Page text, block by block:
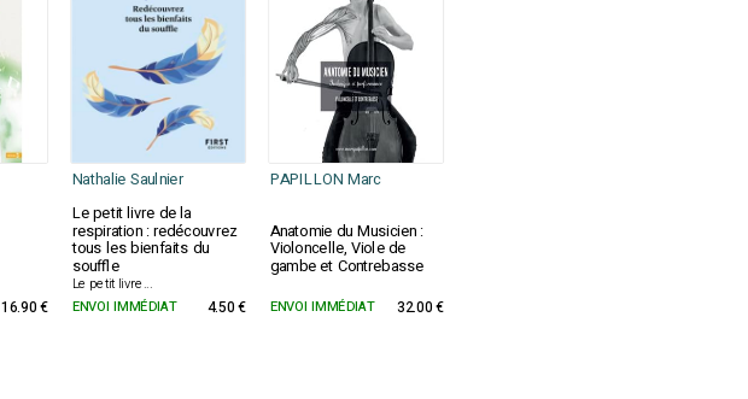
Nathalie Saulnier
PAPILLON Marc
Le petit livre de la
respiration : redécouvrez
tous les bienfaits du
souffle
Le petit livre...
Anatomie du Musicien :
Violoncelle, Viole de
gambe et Contrebasse
16.90 € ENVOI IMMÉDIAT 4.50 € ENVOI IMMÉDIAT 32.00 €